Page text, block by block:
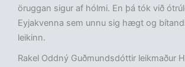
öruggan sigur af hólmi. En þá tók við
Eyjakvenna sem unnu sig hægt og
leikinn.
Rakel Oddný Guðmundsdóttir leikmaður